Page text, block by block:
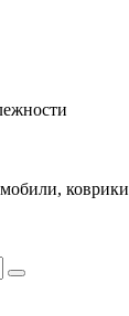
коврики